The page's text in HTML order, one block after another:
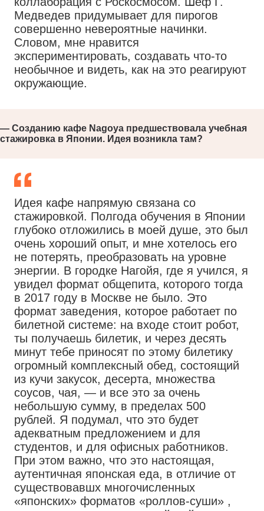
Медведев придумывает для пирогов
совершенно невероятные начинки.
Словом, мне нравится
экспериментировать, создавать что-то
необычное и видеть, как на это реагируют
окружающие.
— Созданию кафе Nagoya предшествовала учебная
стажировка в Японии. Идея возникла там?
Идея кафе напрямую связана со
стажировкой. Полгода обучения в Японии
глубоко отложились в моей душе, это был
очень хороший опыт, и мне хотелось его
не потерять, преобразовать на уровне
энергии. В городке Нагойя, где я учился, я
увидел формат общепита, которого тогда
в 2017 году в Москве не было. Это
формат заведения, которое работает по
билетной системе: на входе стоит робот,
ты получаешь билетик, и через десять
минут тебе приносят по этому билетику
огромный комплексный обед, состоящий
из кучи закусок, десерта, множества
соусов, чая, — и все это за очень
небольшую сумму, в пределах 500
рублей. Я подумал, что это будет
адекватным предложением и для
студентов, и для офисных работников.
При этом важно, что это настоящая,
аутентичная японская еда, в отличие от
существовавшх многочисленных
«японских» форматов «роллов-суши» ,